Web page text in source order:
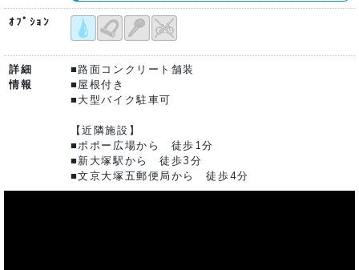
ｵﾌﾟｼｮﾝ
詳細
情報
■路面コンクリート舗装
■屋根付き
■大型バイク駐車可
【近隣施設】
■ポポー広場から 徒歩1分
■新大塚駅から 徒歩3分
■文京大塚五郵便局から 徒歩4分